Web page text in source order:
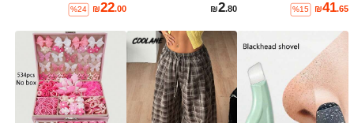
₪41.65
%15
₪2.80
₪22.00
%24